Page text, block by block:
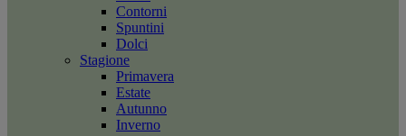
Contorni
Spuntini
Dolci
Stagione
Primavera
Estate
Autunno
Inverno